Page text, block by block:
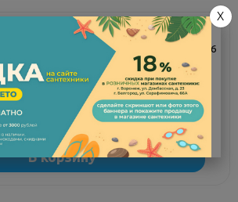
Пьедестал для раковины
Vitra Form 500, 4296B003-0156
5 463 руб. 3 858 руб.
В корзину
X